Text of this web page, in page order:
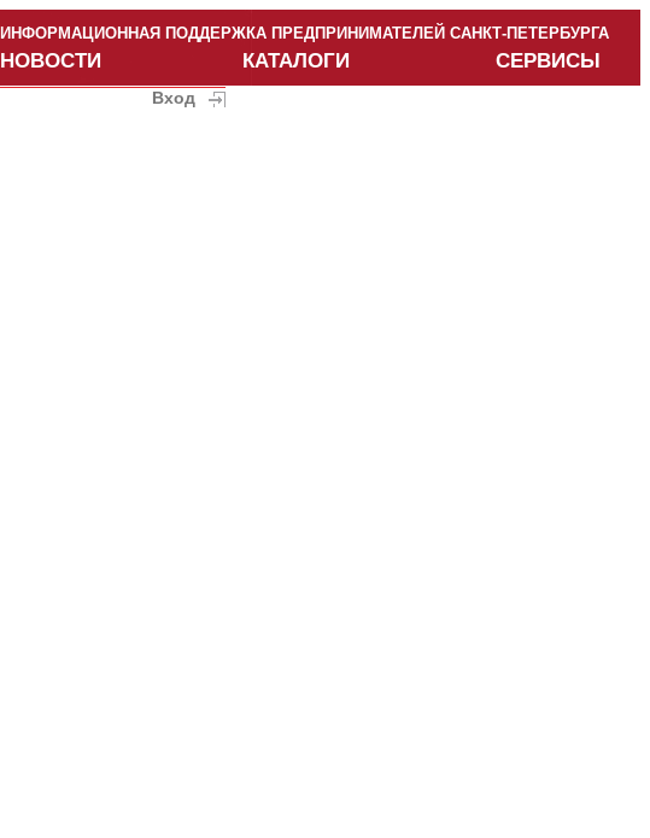
ИНФОРМАЦИОННАЯ ПОДДЕРЖКА ПРЕДПРИНИМАТЕЛЕЙ САНКТ-ПЕТЕРБУРГА
НОВОСТИ КАТАЛОГИ СЕРВИСЫ
Вход